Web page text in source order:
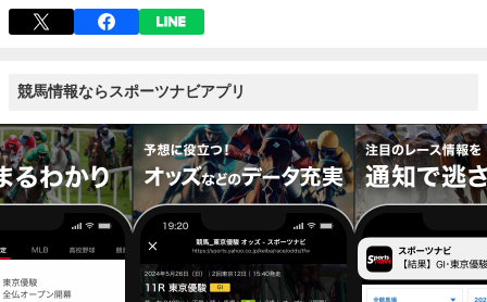
競馬情報ならスポーツナビアプリ